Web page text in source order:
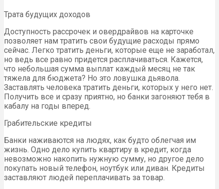
Трата будущих доходов
Доступность рассрочек и овердрайвов на карточке
позволяет нам тратить свои будущие расходы прямо
сейчас. Легко тратить деньги, которые еще не заработал,
но ведь все равно придется расплачиваться. Кажется,
что небольшая сумма выплат каждый месяц не так
тяжела для бюджета? Но это ловушка дьявола.
Заставлять человека тратить деньги, которых у него нет.
Получить все и сразу приятно, но банки загоняют тебя в
кабалу на годы вперед.
Грабительские кредиты
Банки наживаются на людях, как будто облегчая им
жизнь. Одно дело купить квартиру в кредит, когда
невозможно накопить нужную сумму, но другое дело
покупать новый телефон, ноутбук или диван. Кредиты
заставляют людей переплачивать за товар.